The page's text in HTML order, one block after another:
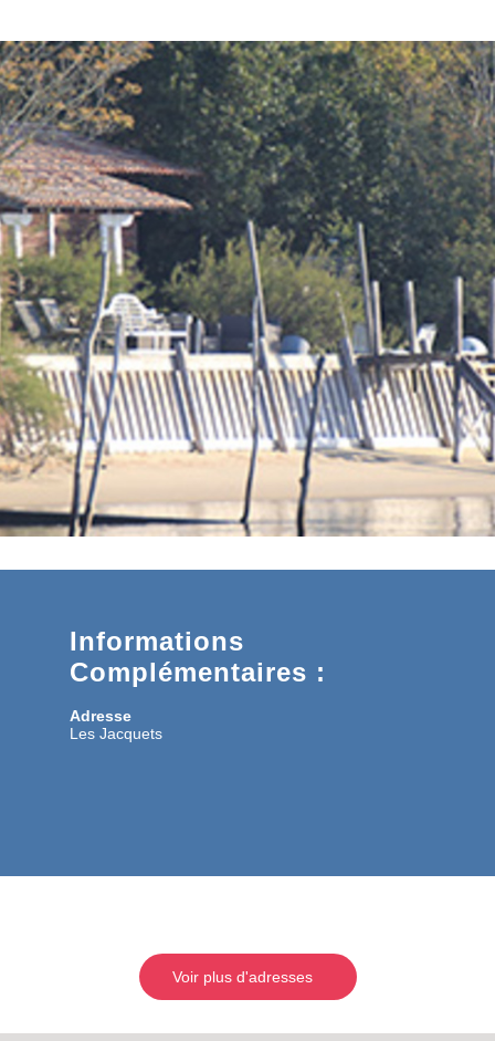
Informations
Complémentaires :
Adresse
Les Jacquets
Voir plus d'adresses